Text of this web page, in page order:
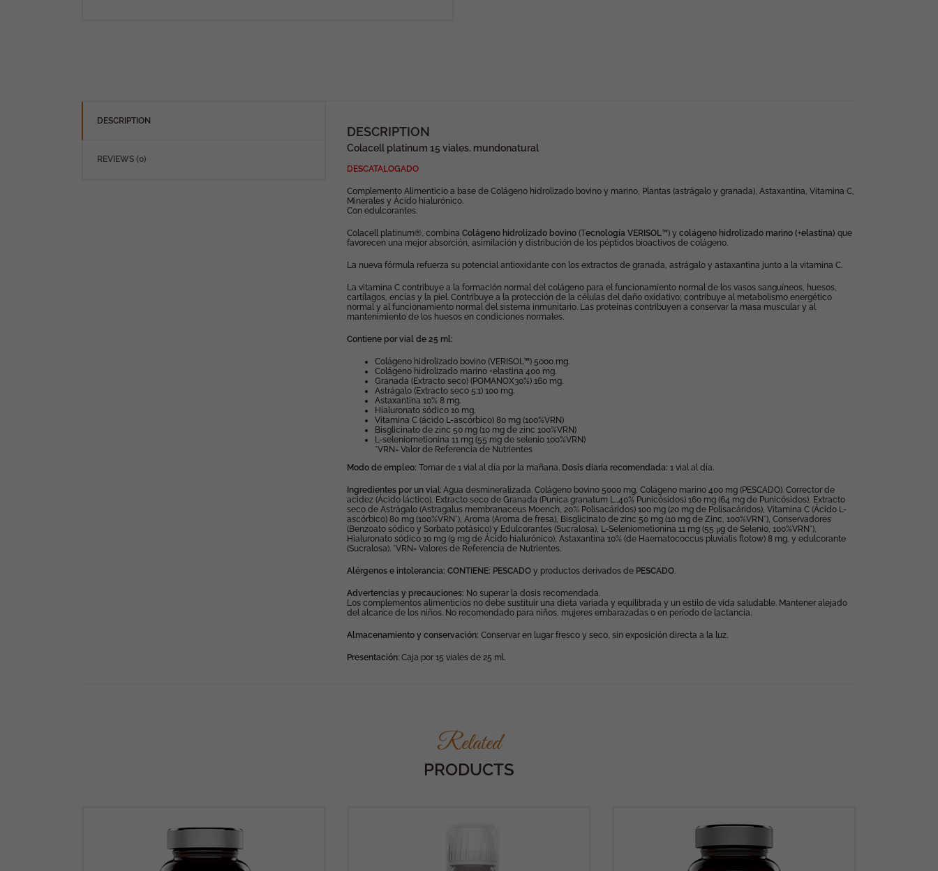
DESCRIPTION
REVIEWS (0)
DESCRIPTION
Colacell platinum 15 viales. mundonatural
DESCATALOGADO
Complemento Alimenticio a base de Colágeno hidrolizado bovino y marino, Plantas (astrágalo y granada), Astaxantina, Vitamina C,
Minerales y Ácido hialurónico.
Con edulcorantes.
Colacell platinum®, combina Colágeno hidrolizado bovino (Tecnología VERISOL ™) y colágeno hidrolizado marino (+elastina) que
favorecen una mejor absorción, asimilación y distribución de los péptidos bioactivos de colágeno.
La nueva fórmula refuerza su potencial antioxidante con los extractos de granada, astrágalo y astaxantina junto a la vitamina C.
La vitamina C contribuye a la formación normal del colágeno para el funcionamiento normal de los vasos sanguíneos, huesos,
cartílagos, encías y la piel. Contribuye a la protección de la células del daño oxidativo; contribuye al metabolismo energético
normal y al funcionamiento normal del sistema inmunitario. Las proteínas contribuyen a conservar la masa muscular y al
mantenimiento de los huesos en condiciones normales.
Contiene por vial de 25 ml:
Colágeno hidrolizado bovino (VERISOL™) 5000 mg.
Colágeno hidrolizado marino +elastina 400 mg.
Granada (Extracto seco) (POMANOX30%) 160 mg.
Astrágalo (Extracto seco 5:1) 100 mg.
Astaxantina 10% 8 mg.
Hialuronato sódico 10 mg.
Vitamina C (ácido L-ascórbico) 80 mg (100%VRN)
Bisglicinato de zinc 50 mg (10 mg de zinc 100%VRN)
L-seleniometionina 11 mg (55 mg de selenio 100%VRN)
*VRN= Valor de Referencia de Nutrientes
Modo de empleo: Tomar de 1 vial al día por la mañana. Dosis diaria recomendada: 1 vial al día.
Ingredientes por un via l: Agua desmineralizada. Colágeno bovino 5000 mg, Colágeno marino 400 mg (PESCADO). Corrector de
acidez (Ácido láctico), Extracto seco de Granada (Punica granatum L.,40% Punicósidos) 160 mg (64 mg de Punicósidos), Extracto
seco de Astrágalo (Astragalus membranaceus Moench, 20% Polisacáridos) 100 mg (20 mg de Polisacáridos), Vitamina C (Ácido L-
ascórbico) 80 mg (100%VRN*), Aroma (Aroma de fresa), Bisglicinato de zinc 50 mg (10 mg de Zinc, 100%VRN*), Conservadores
(Benzoato sódico y Sorbato potásico) y Edulcorantes (Sucralosa), L-Seleniometionina 11 mg (55 μg de Selenio, 100%VRN*),
Hialuronato sódico 10 mg (9 mg de Ácido hialurónico), Astaxantina 10% (de Haematococcus pluvialis flotow) 8 mg, y edulcorante
(Sucralosa). *VRN= Valores de Referencia de Nutrientes.
Alérgenos e intolerancia: CONTIENE: PESCADO y productos derivados de PESCADO
Advertencias y precauciones: No superar la dosis recomendada.
Los complementos alimenticios no debe sustituir una dieta variada y equilibrada y un estilo de vida saludable. Mantener alejado
del alcance de los niños. No recomendado para niños, mujeres embarazadas o en período de lactancia.
Almacenamiento y conservación: Conservar en lugar fresco y seco, sin exposición directa a la luz.
Presentación: Caja por 15 viales de 25 ml.
Related
PRODUCTS
Necesarias
cookies no
opcionales.
Son
necesarias
web.
functionality
and
based on
how the
funcione lo